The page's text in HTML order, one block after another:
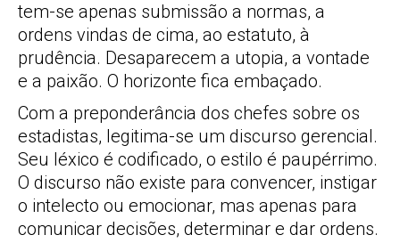
tem-se apenas submissão a normas, a
ordens vindas de cima, ao estatuto, à
prudência. Desaparecem a utopia, a vontade
e a paixão. O horizonte fica embaçado.
Com a preponderância dos chefes sobre os
estadistas, legitima-se um discurso gerencial.
Seu léxico é codificado, o estilo é paupérrimo.
O discurso não existe para convencer, instigar
o intelecto ou emocionar, mas apenas para
comunicar decisões, determinar e dar ordens.